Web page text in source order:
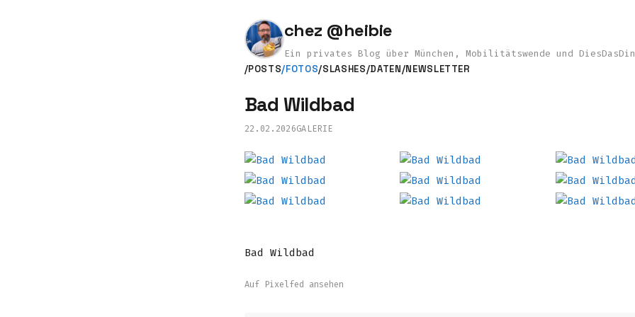
chez @heibie
Ein privates Blog über München, Mobilitätswende und
/POSTS/FOTOS/SLASHES/DATEN/NEWSLETTER
Bad Wildbad
22.02.2026GALERIE
Bad Wildbad
Auf Pixelfed ansehen